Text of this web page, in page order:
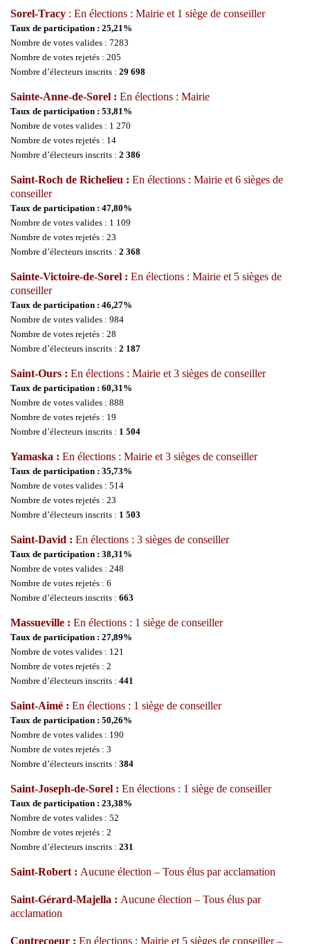
Sorel-Tracy : En élections : Mairie et 1 siège de conseiller
Taux de participation : 25,21%
Nombre de votes valides : 7283
Nombre de votes rejetés : 205
Nombre d’électeurs inscrits : 29 698
Sainte-Anne-de-Sorel : En élections : Mairie
Taux de participation : 53,81%
Nombre de votes valides : 1 270
Nombre de votes rejetés : 14
Nombre d’électeurs inscrits : 2 386
Saint-Roch de Richelieu : En élections : Mairie et 6 sièges de
conseiller
Taux de participation : 47,80%
Nombre de votes valides : 1 109
Nombre de votes rejetés : 23
Nombre d’électeurs inscrits : 2 368
Sainte-Victoire-de-Sorel : En élections : Mairie et 5 sièges de
conseiller
Taux de participation : 46,27%
Nombre de votes valides : 984
Nombre de votes rejetés : 28
Nombre d’électeurs inscrits : 2 187
Saint-Ours : En élections : Mairie et 3 sièges de conseiller
Taux de participation : 60,31%
Nombre de votes valides : 888
Nombre de votes rejetés : 19
Nombre d’électeurs inscrits : 1 504
Yamaska : En élections : Mairie et 3 sièges de conseiller
Taux de participation : 35,73%
Nombre de votes valides : 514
Nombre de votes rejetés : 23
Nombre d’électeurs inscrits : 1 503
Saint-David : En élections : 3 sièges de conseiller
Taux de participation : 38,31%
Nombre de votes valides : 248
Nombre de votes rejetés : 6
Nombre d’électeurs inscrits : 663
Massueville : En élections : 1 siège de conseiller
Taux de participation : 27,89%
Nombre de votes valides : 121
Nombre de votes rejetés : 2
Nombre d’électeurs inscrits : 441
Saint-Aimé : En élections : 1 siège de conseiller
Taux de participation : 50,26%
Nombre de votes valides : 190
Nombre de votes rejetés : 3
Nombre d’électeurs inscrits : 384
Saint-Joseph-de-Sorel : En élections : 1 siège de conseiller
Taux de participation : 23,38%
Nombre de votes valides : 52
Nombre de votes rejetés : 2
Nombre d’électeurs inscrits : 231
Saint-Robert : Aucune élection – Tous élus par acclamation
Saint-Gérard-Majella : Aucune élection – Tous élus par
acclamation
Contrecoeur : En élections : Mairie et 5 sièges de conseiller –